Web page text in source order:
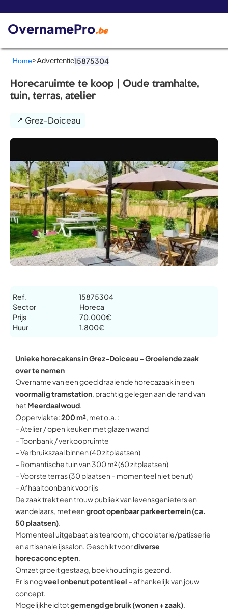
OvernamePro.be
Home>Advertentie15875304
Horecaruimte te koop | Oude tramhalte,
tuin, terras, atelier
📍 Grez-Doiceau
Ref.
Sector
Prijs
Huur
15875304
Horeca
70.000€
1.800€
Unieke horecakans in Grez-Doiceau – Groeiende zaak
over te nemen
Overname van een goed draaiende horecazaak in een
voormalig tramstation, prachtig gelegen aan de rand van
hetMeerdaalwoud.
Oppervlakte:200 m², met o.a. :
– Atelier / open keuken met glazen wand
– Toonbank / verkoopruimte
– Verbruikszaal binnen (40 zitplaatsen)
– Romantische tuin van 300 m² (60 zitplaatsen)
– Voorste terras (30 plaatsen – momenteel niet benut)
– Afhaaltoonbank voor ijs
De zaak trekt een trouw publiek van levensgenieters en
wandelaars, met eengroot openbaar parkeerterrein (ca.
50 plaatsen).
Momenteel uitgebaat als tearoom, chocolaterie/patisserie
en artisanale ijssalon. Geschikt voordiverse
horecaconcepten.
Omzet groeit gestaag, boekhouding is gezond.
Er is nogveel onbenut potentieel – afhankelijk van jouw
concept.
Mogelijkheid totgemengd gebruik (wonen + zaak).